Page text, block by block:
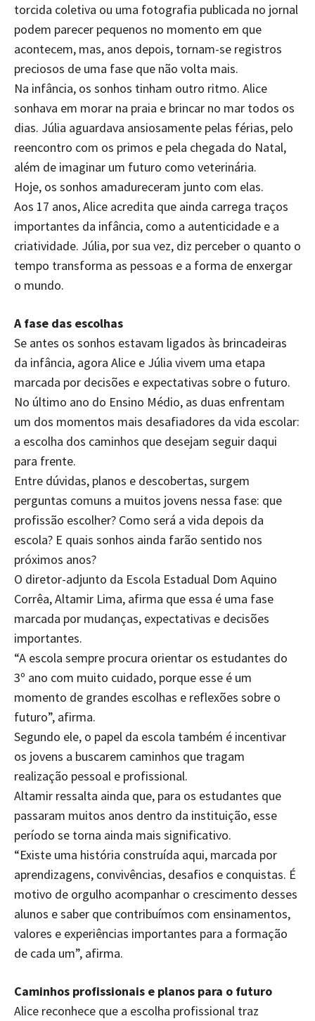
torcida coletiva ou uma fotografia publicada no jornal
podem parecer pequenos no momento em que
acontecem, mas, anos depois, tornam-se registros
preciosos de uma fase que não volta mais.
Na infância, os sonhos tinham outro ritmo. Alice
sonhava em morar na praia e brincar no mar todos os
dias. Júlia aguardava ansiosamente pelas férias, pelo
reencontro com os primos e pela chegada do Natal,
além de imaginar um futuro como veterinária.
Hoje, os sonhos amadureceram junto com elas.
Aos 17 anos, Alice acredita que ainda carrega traços
importantes da infância, como a autenticidade e a
criatividade. Júlia, por sua vez, diz perceber o quanto o
tempo transforma as pessoas e a forma de enxergar
o mundo.
A fase das escolhas
Se antes os sonhos estavam ligados às brincadeiras
da infância, agora Alice e Júlia vivem uma etapa
marcada por decisões e expectativas sobre o futuro.
No último ano do Ensino Médio, as duas enfrentam
um dos momentos mais desafiadores da vida escolar:
a escolha dos caminhos que desejam seguir daqui
para frente.
Entre dúvidas, planos e descobertas, surgem
perguntas comuns a muitos jovens nessa fase: que
profissão escolher? Como será a vida depois da
escola? E quais sonhos ainda farão sentido nos
próximos anos?
O diretor-adjunto da Escola Estadual Dom Aquino
Corrêa, Altamir Lima, afirma que essa é uma fase
marcada por mudanças, expectativas e decisões
importantes.
“A escola sempre procura orientar os estudantes do
3º ano com muito cuidado, porque esse é um
momento de grandes escolhas e reflexões sobre o
futuro”, afirma.
Segundo ele, o papel da escola também é incentivar
os jovens a buscarem caminhos que tragam
realização pessoal e profissional.
Altamir ressalta ainda que, para os estudantes que
passaram muitos anos dentro da instituição, esse
período se torna ainda mais significativo.
“Existe uma história construída aqui, marcada por
aprendizagens, convivências, desafios e conquistas. É
motivo de orgulho acompanhar o crescimento desses
alunos e saber que contribuímos com ensinamentos,
valores e experiências importantes para a formação
de cada um”, afirma.
Caminhos profissionais e planos para o futuro
Alice reconhece que a escolha profissional traz